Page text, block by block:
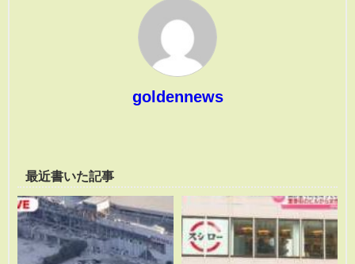
goldennews
最近書いた記事